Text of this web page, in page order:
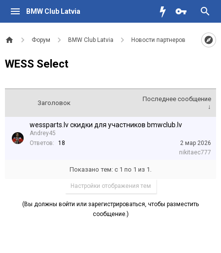
BMW Club Latvia
Форум BMW Club Latvia Новости партнеров
WESS Select
Заголовок
Последнее сообщение
↓
wessparts.lv скидки для участников bmwclub.lv
Andrey45
Ответов:
18
2 мар 2026
nikitaec777
Показано тем: с 1 по 1 из 1.
Настройки отображения тем
(Вы должны войти или зарегистрироваться, чтобы разместить
сообщение.)